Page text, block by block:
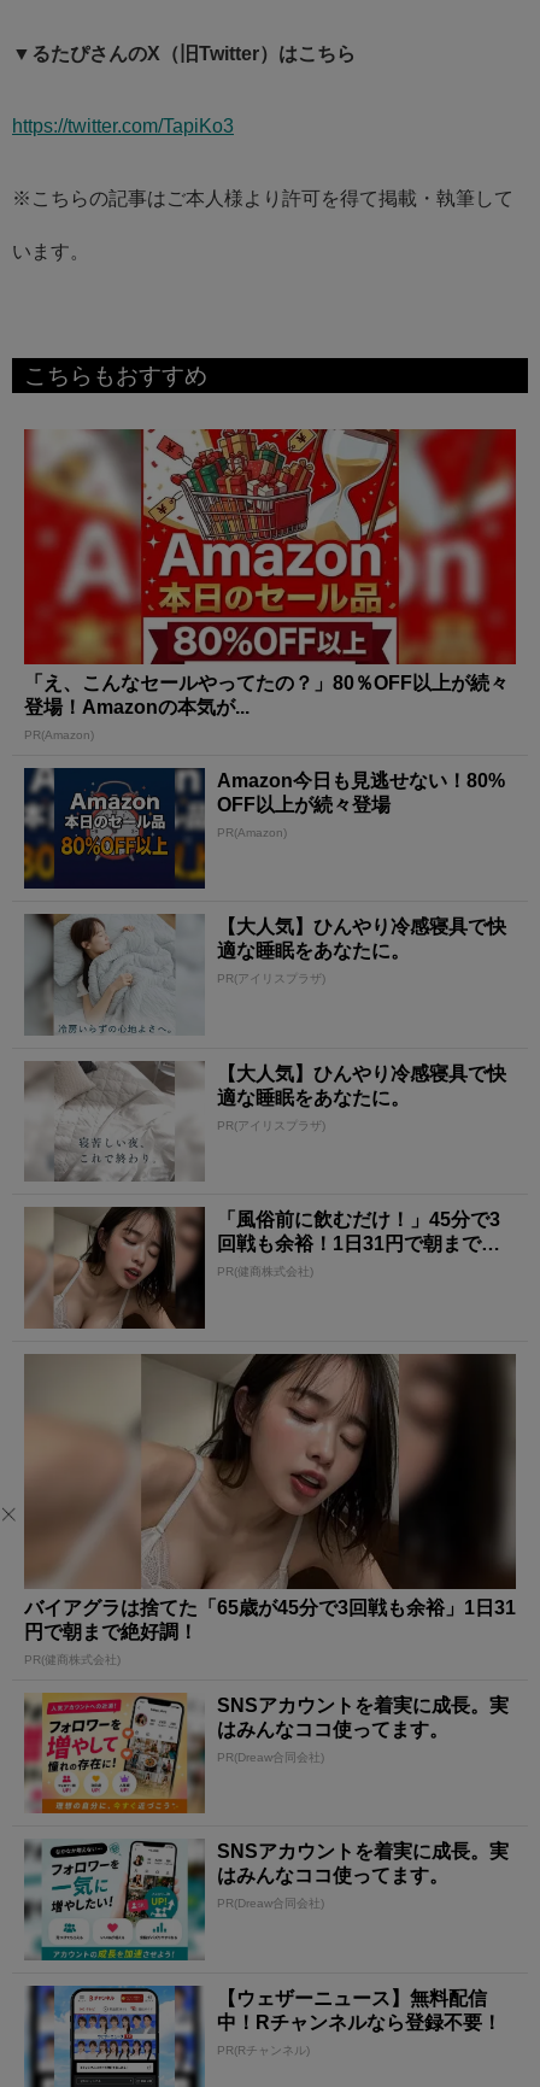
▼るたぴさんのX（旧Twitter）はこちら
https://twitter.com/TapiKo3
※こちらの記事はご本人様より許可を得て掲載・執筆して
います。
こちらもおすすめ
「え、こんなセールやってたの？」80％OFF以上が続々
登場！Amazonの本気が...
PR(Amazon)
Amazon今日も見逃せない！80%
OFF以上が続々登場
PR(Amazon)
【大人気】ひんやり冷感寝具で快
適な睡眠をあなたに。
PR(アイリスプラザ)
【大人気】ひんやり冷感寝具で快
適な睡眠をあなたに。
PR(アイリスプラザ)
「風俗前に飲むだけ！」45分で3
回戦も余裕！1日31円で朝まで絶
好調
PR(健商株式会社)
バイアグラは捨てた「65歳が45分で3回戦も余裕」1日31
円で朝まで絶好調！
PR(健商株式会社)
SNSアカウントを着実に成長。実
はみんなココ使ってます。
PR(Dreaw合同会社)
SNSアカウントを着実に成長。実
はみんなココ使ってます。
PR(Dreaw合同会社)
【ウェザーニュース】無料配信
中！Rチャンネルなら登録不要！
PR(Rチャンネル)